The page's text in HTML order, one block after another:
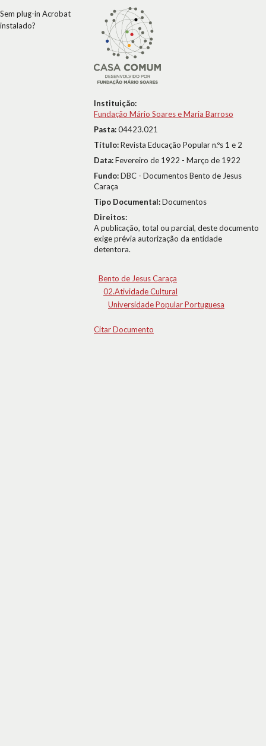
Instituição:
Fundação Mário Soares e Maria Barroso
Pasta:04423.021
Título:Revista Educação Popular n.ºs 1 e 2
Data:Fevereiro de 1922 - Março de 1922
Fundo:DBC - Documentos Bento de Jesus
Caraça
Tipo Documental:Documentos
Direitos:
A publicação, total ou parcial, deste documento
exige prévia autorização da entidade
detentora.
Bento de Jesus Caraça
02.Atividade Cultural
Universidade Popular Portuguesa
Citar Documento
Sem plug-in Acrobat
instalado?